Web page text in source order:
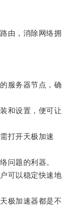
由，消除网络拥
服务器节点，确
和设置，便可让
打开天极加速
题的利器。
可以稳定快速地
极加速器都是不